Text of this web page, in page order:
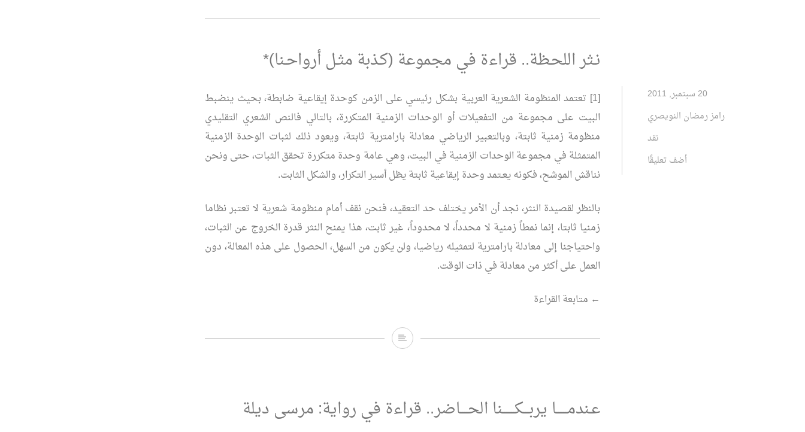
نـثر اللحـظة.. قراءة في مجموعة (كـذبة مثـل أرواحـنا)*
20 سبتمبر, 2011
رامز رمضان النويصري
نقد
أضف تعليقًا
[1] تعتمد المنظومة الشعرية العربية بشكل رئيسي على الزمن كوحدة إيقاعية ضابطة، بحيث ينضبط
البيت على مجموعة من التفعيلات أو الوحدات الزمنية المتكررة، بالتالي فالنص الشعري التقليدي
منظومة زمنية ثابتة، وبالتعبير الرياضي معادلة بارامترية ثابتة، ويعود ذلك لثبات الوحدة الزمنية
المتمثلة في مجموعة الوحدات الزمنية في البيت، وهي عامة وحدة متكررة تحقق الثبات، حتى ونحن
نناقش الموشح، فكونه يعـتمد وحدة إيقاعية ثابتة يظل أسير التكرار، والشكل الثابت.
بالنظر لقصيدة النثر، نجد أن الأمر يختلف حد التعقيد، فنحن نقف أمام منظومة شعرية لا تعتبر نظاما
زمنيا ثابتا، إنما نمطاً زمنية لا محدداً، لا محدوداً، غير ثابت، هذا يمنح النثر قدرة الخروج عن الثبات،
واحتياجنا إلى معادلة بارامترية لتمثيله رياضيا، ولن يكون من السهل، الحصول على هذه المعالة، دون
العمل على أكثر من معادلة في ذات الوقت.
“نـثر
قراءة
مثـل
← متابعة القراءة
نـثر
في
مجموعة
عـندمــــــا يربـــكـــــــنا الحــــاضر.. قراءة في رواية: مرسى ديلة